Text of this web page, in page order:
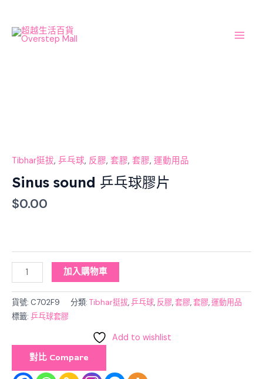
content
Tibhar挺拔, 乒乓球, 反膠, 套膠, 套膠, 運動用品
Sinus sound 乒乓球膠片
$0.00
膠
數
量
加入購物車
貨號: C702F9 分類: Tibhar挺拔,乒乓球, 反膠,套膠,套膠,運動用品
標籤: 乒乓球套膠
Add to wishlist
對比 Compare